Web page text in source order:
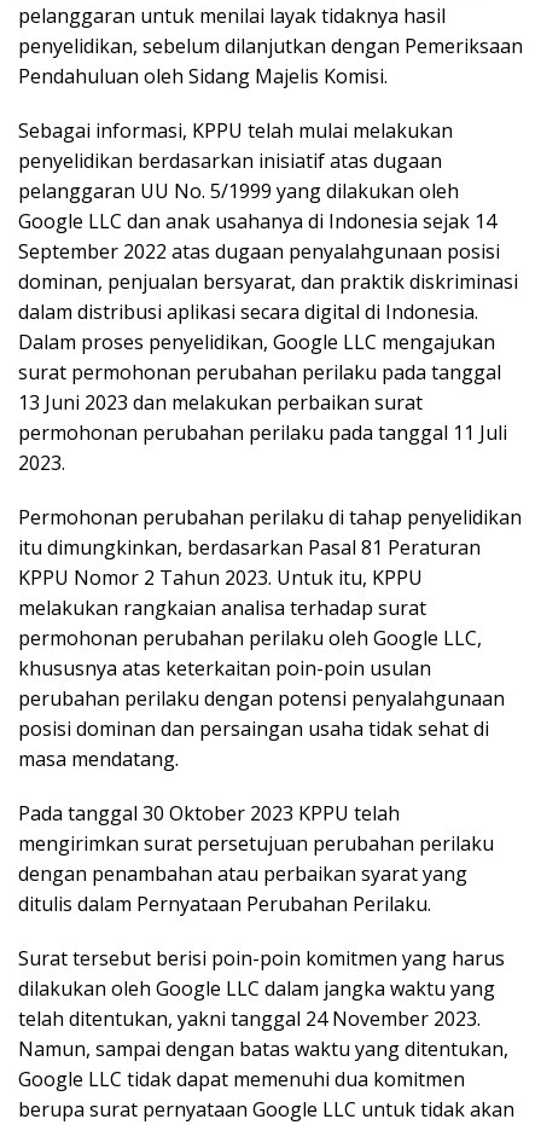
pelanggaran untuk menilai layak tidaknya hasil
penyelidikan, sebelum dilanjutkan dengan Pemeriksaan
Pendahuluan oleh Sidang Majelis Komisi.
Sebagai informasi, KPPU telah mulai melakukan
penyelidikan berdasarkan inisiatif atas dugaan
pelanggaran UU No. 5/1999 yang dilakukan oleh
Google LLC dan anak usahanya di Indonesia sejak 14
September 2022 atas dugaan penyalahgunaan posisi
dominan, penjualan bersyarat, dan praktik diskriminasi
dalam distribusi aplikasi secara digital di Indonesia.
Dalam proses penyelidikan, Google LLC mengajukan
surat permohonan perubahan perilaku pada tanggal
13 Juni 2023 dan melakukan perbaikan surat
permohonan perubahan perilaku pada tanggal 11 Juli
2023.
Permohonan perubahan perilaku di tahap penyelidikan
itu dimungkinkan, berdasarkan Pasal 81 Peraturan
KPPU Nomor 2 Tahun 2023. Untuk itu, KPPU
melakukan rangkaian analisa terhadap surat
permohonan perubahan perilaku oleh Google LLC,
khususnya atas keterkaitan poin-poin usulan
perubahan perilaku dengan potensi penyalahgunaan
posisi dominan dan persaingan usaha tidak sehat di
masa mendatang.
Pada tanggal 30 Oktober 2023 KPPU telah
mengirimkan surat persetujuan perubahan perilaku
dengan penambahan atau perbaikan syarat yang
ditulis dalam Pernyataan Perubahan Perilaku.
Surat tersebut berisi poin-poin komitmen yang harus
dilakukan oleh Google LLC dalam jangka waktu yang
telah ditentukan, yakni tanggal 24 November 2023.
Namun, sampai dengan batas waktu yang ditentukan,
Google LLC tidak dapat memenuhi dua komitmen
berupa surat pernyataan Google LLC untuk tidak akan